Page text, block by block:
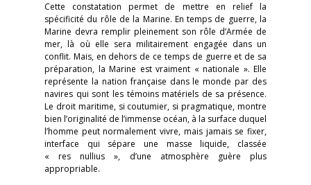
Cette constatation permet de mettre en relief la
spécificité du rôle de la Marine. En temps de guerre, la
Marine devra remplir pleinement son rôle d’Armée de
mer, là où elle sera militairement engagée dans un
conflit. Mais, en dehors de ce temps de guerre et de sa
préparation, la Marine est vraiment « nationale ». Elle
représente la nation française dans le monde par des
navires qui sont les témoins matériels de sa présence.
Le droit maritime, si coutumier, si pragmatique, montre
bien l’originalité de l’immense océan, à la surface duquel
l’homme peut normalement vivre, mais jamais se fixer,
interface qui sépare une masse liquide, classée
« res nullius », d’une atmosphère guère plus
appropriable.